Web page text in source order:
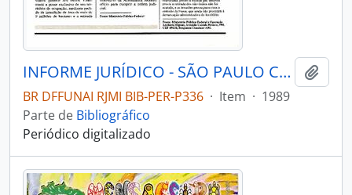
INFORME JURÍDICO - SÃO PAULO COMISSÃO PRÓ-ÍNDIO DE SÃO PAULO - DEPARTAMENTO JURÍDICO - 1989 - Nº05
BR DFFUNAI RJMI BIB-PER-P336 · Item · 1989
Parte de Bibliográfico
Periódico digitalizado